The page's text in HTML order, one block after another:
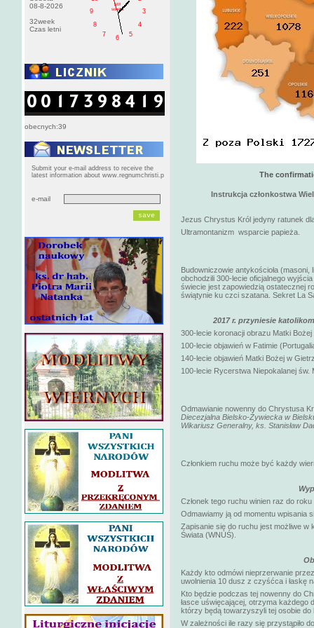
08-8-2026
32week
Czas letni
3
4
5
6
7
8
9
AM
sobota
obecnych:39
Submit your e-mail address to receive the
latest information about www.regnumchristi.p
e-mail
The
Instrukcja członkostwa
Jezus Chrystus Król jedyny ratunek
Ultramontanizm wsparcie papieża.
Budowniczowie antykościoła (masoni,
obchodzili 300-lecie oficjalnego
świecie jest zapowiedzią ostatecznej
świątynie ku czci szatana. Sekret La
2017 r. przyniesie
300-lecie koronacji obrazu Matki
100-lecie objawień w Fatimie
140-lecie objawień Matki Bożej w
100-lecie Rycerstwa Niepokalanej św.
Odmawianie nowenny do Chrystusa
Diecezjalna Bielsko-Żywiecka w
Wikariusz Generalny, ks. Stanisław
Członkiem ruchu może być każdy
Członek tego ruchu winien raz do
Odmawiamy ją od momentu wpisania
Zapisanie się do ruchu jest możliwe w
Świata (WNUŚ).
Każdy kto odmówi nieprzerwanie
uwolnienia 10 dusz z czyśćca i łaskę
Kto będzie podczas tej nowenny do
łasce uświęcającej, otrzyma każdego
którzy będą towarzyszyli tej osobie do
W zależności ile razy się przystąpiło